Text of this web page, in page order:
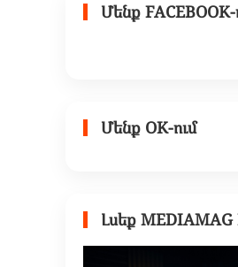
Մենք FACEBOOK-
Մենք OK-ում
Լսեք